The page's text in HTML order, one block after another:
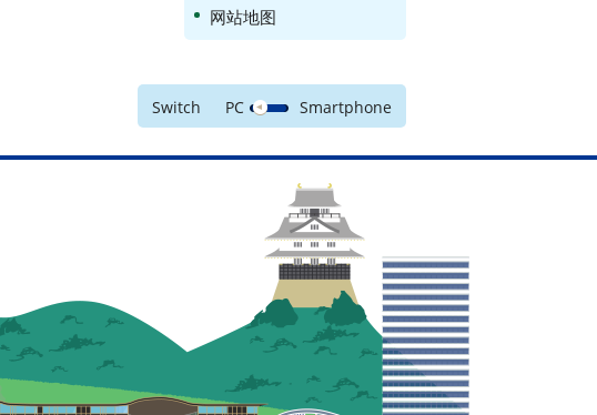
网站地图
Switch PC Smartphone